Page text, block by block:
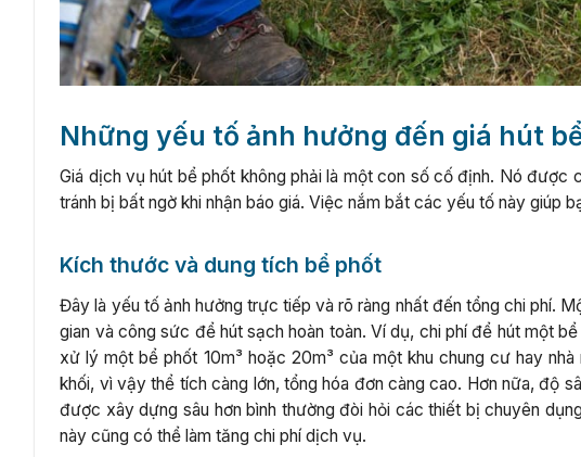
Những yếu tố ảnh hưởng đến giá hút
Giá dịch vụ hút bể phốt không phải là một con số cố định. Nó được
tránh bị bất ngờ khi nhận báo giá. Việc nắm bắt các yếu tố này giúp
Kích thước và dung tích bể phốt
Đây là yếu tố ảnh hưởng trực tiếp và rõ ràng nhất đến tổng chi phí.
gian và công sức để hút sạch hoàn toàn. Ví dụ, chi phí để hút một
xử lý một bể phốt 10m³ hoặc 20m³ của một khu chung cư hay
khối, vì vậy thể tích càng lớn, tổng hóa đơn càng cao. Hơn nữa, độ
được xây dựng sâu hơn bình thường đòi hỏi các thiết bị chuyên
này cũng có thể làm tăng chi phí dịch vụ.